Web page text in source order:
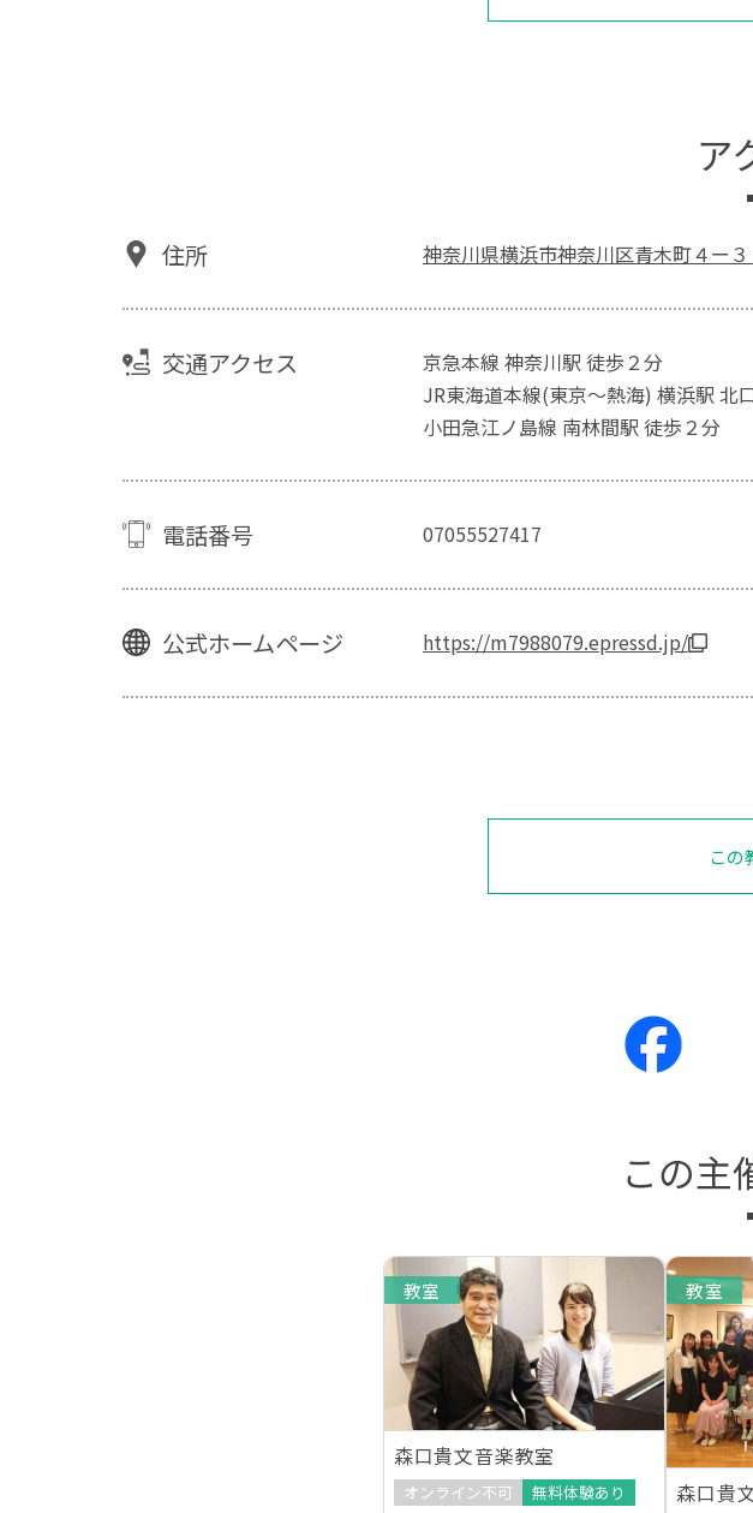
ア
住所 神奈川県横浜市神奈川区青木町４ー
交通アクセス
京急本線 神奈川駅 徒歩２分
JR東海道本線(東京～熱海) 横浜駅 北
小田急江ノ島線 南林間駅 徒歩２分
電話番号 07055527417
公式ホームページ https://m7988079.epressd.jp/
この
この主
教室
森口貴文音楽教室
オンライン不可
無料体験あり
教室
森口貴